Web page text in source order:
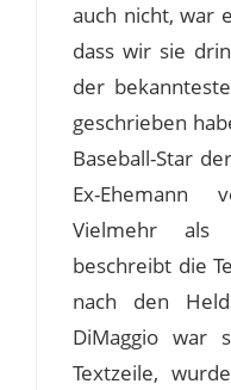
auch nicht, war
dass wir sie
der
geschrieben
Baseball-Star
Ex-Ehemann
Vielmehr als
beschreibt die
nach den
DiMaggio war
Textzeile,